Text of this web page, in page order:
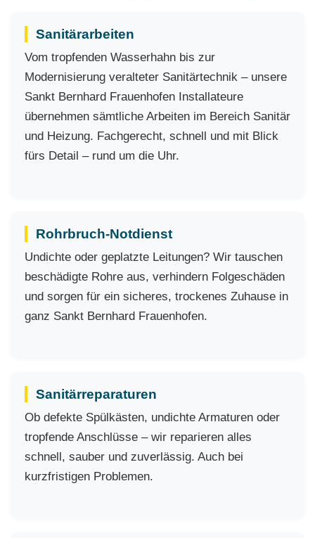
Sanitärarbeiten
Vom tropfenden Wasserhahn bis zur
Modernisierung veralteter Sanitärtechnik – unsere
Sankt Bernhard Frauenhofen Installateure
übernehmen sämtliche Arbeiten im Bereich Sanitär
und Heizung. Fachgerecht, schnell und mit Blick
fürs Detail – rund um die Uhr.
Rohrbruch-Notdienst
Undichte oder geplatzte Leitungen? Wir tauschen
beschädigte Rohre aus, verhindern Folgeschäden
und sorgen für ein sicheres, trockenes Zuhause in
ganz Sankt Bernhard Frauenhofen.
Sanitärreparaturen
Ob defekte Spülkästen, undichte Armaturen oder
tropfende Anschlüsse – wir reparieren alles
schnell, sauber und zuverlässig. Auch bei
kurzfristigen Problemen.